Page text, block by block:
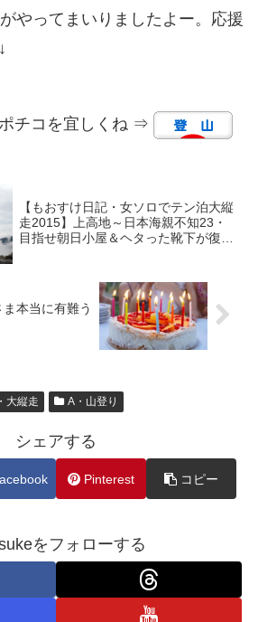
やってまいりましたよー。応援
チコを宜しくね ⇒
【もおすけ日記・女ソロでテン泊大縦
走2015】上高地～日本海親不知23・
目指せ朝日小屋＆ヘタった靴下が復活
本当に有難う
大縦走 A・山登り
シェアする
Pinterest コピー
をフォローする